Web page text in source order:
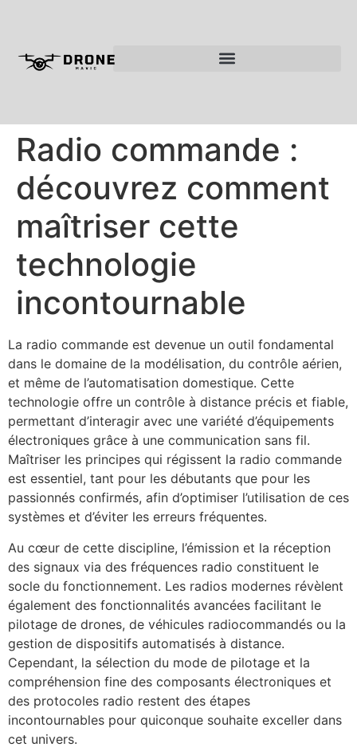
Radio commande :
découvrez comment
maîtriser cette
technologie
incontournable
La radio commande est devenue un outil fondamental
dans le domaine de la modélisation, du contrôle aérien,
et même de l’automatisation domestique. Cette
technologie offre un contrôle à distance précis et fiable,
permettant d’interagir avec une variété d’équipements
électroniques grâce à une communication sans fil.
Maîtriser les principes qui régissent la radio commande
est essentiel, tant pour les débutants que pour les
passionnés confirmés, afin d’optimiser l’utilisation de ces
systèmes et d’éviter les erreurs fréquentes.
Au cœur de cette discipline, l’émission et la réception
des signaux via des fréquences radio constituent le
socle du fonctionnement. Les radios modernes révèlent
également des fonctionnalités avancées facilitant le
pilotage de drones, de véhicules radiocommandés ou la
gestion de dispositifs automatisés à distance.
Cependant, la sélection du mode de pilotage et la
compréhension fine des composants électroniques et
des protocoles radio restent des étapes
incontournables pour quiconque souhaite exceller dans
cet univers.